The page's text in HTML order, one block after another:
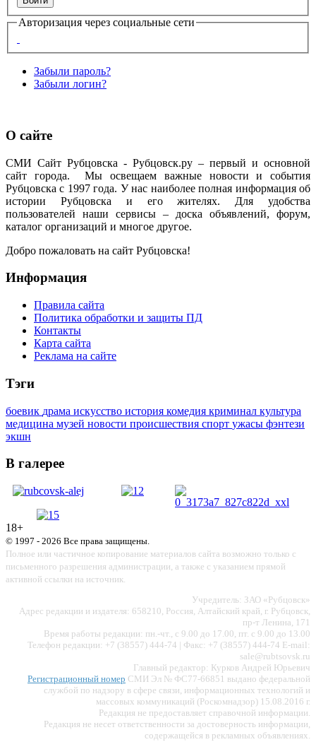
Авторизация через социальные сети
Забыли пароль?
Забыли логин?
О сайте
СМИ Сайт Рубцовска - Рубцовск.ру – первый и основной
сайт города. Мы освещаем важные новости и события
Рубцовска с 1997 года. У нас наиболее полная информация об
истории Рубцовска и его жителях. Для удобства
пользователей наши сервисы – доска объявлений, форум,
каталог организаций и многое другое.
Добро пожаловать на сайт Рубцовска!
Информация
Правила сайта
Политика обработки и защиты ПД
Контакты
Карта сайта
Реклама на сайте
Тэги
боевик драма искусство история комедия криминал культура
медицина музей новости происшествия спорт ужасы фэнтези
экшн
В галерее
18+
© 1997 - 2026 Все права защищены.
Полное или частичное копирование материалов сайта возможно только с
письменного разрешения администрации, а также с указанием прямой
активной ссылки на источник.
Учредитель: ЗАО «Рубцовск»
Адрес редакции и издателя: 658210, Россия, Алтайский край, г. Рубцовск,
пр-т Ленина, 171
Время работы редакции: пн.-чт., с 9.00 до 17.00, пт. с 9.00 до 13.00
Телефон редакции: +7 (38557) 444-74 | Факс: +7 (38557) 444-74 E-mail:
sale@rubtsovsk.ru
Главный редактор: Курков Андрей Юрьевич
Регистрационный номер СМИ Эл № ФС77-66851 выдано федеральной
службой по надзору в сфере связи, информационных технологий и
массовых коммуникаций (Роскомнадзор) 15.08.2016 г.
Редакция не предоставляет справочной информации.
Редакция не несет ответственности за достоверность информации,
содержащейся в рекламных объявлениях.